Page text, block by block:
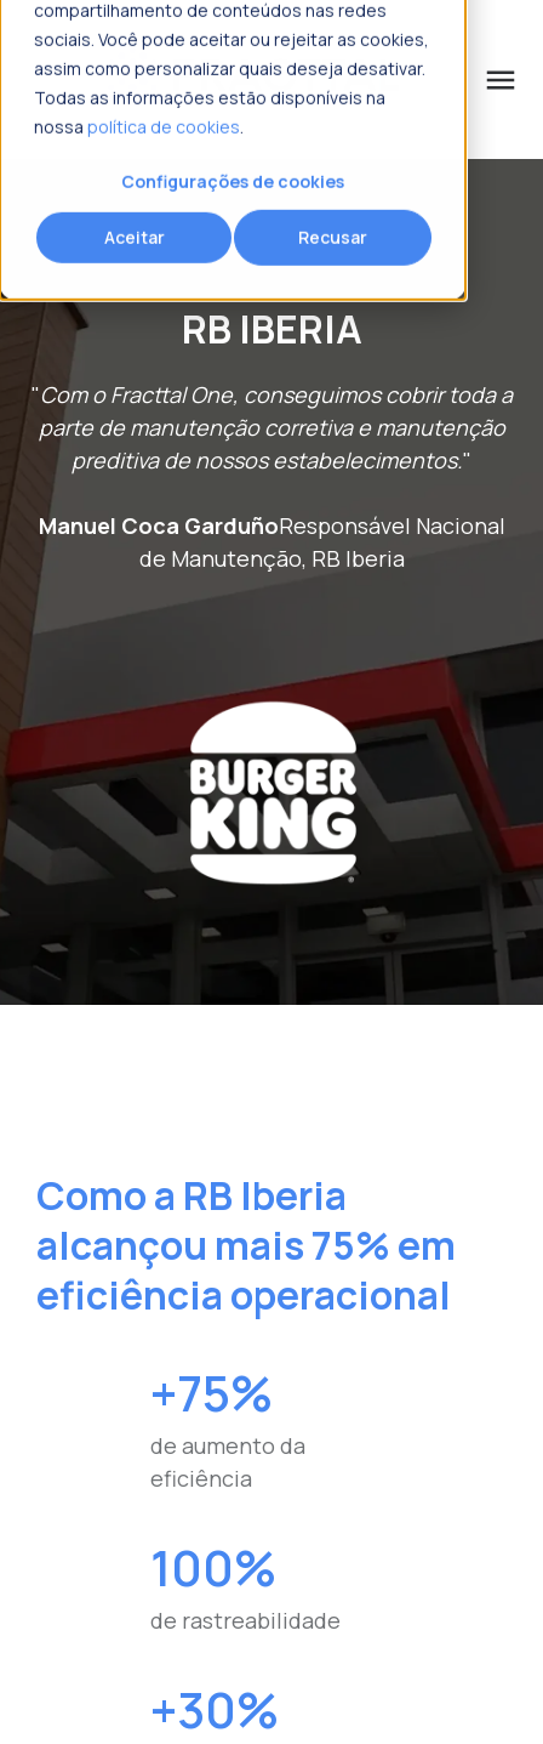
compartilhamento de conteúdos nas redes
sociais. Você pode aceitar ou rejeitar as cookies,
assim como personalizar quais deseja desativar.
Todas as informações estão disponíveis na
nossa política de cookies.
Configurações de cookies
Aceitar Recusar
menu
o que procura?
RB IBERIA
"Com o Fracttal One, conseguimos cobrir toda a
parte de manutenção corretiva e manutenção
preditiva de nossos estabelecimentos."
Manuel Coca GarduñoResponsável Nacional
de Manutenção, RB Iberia
Como a RB Iberia
alcançou mais 75% em
eficiência operacional
+75%
de aumento da
eficiência
100%
de rastreabilidade
+30%